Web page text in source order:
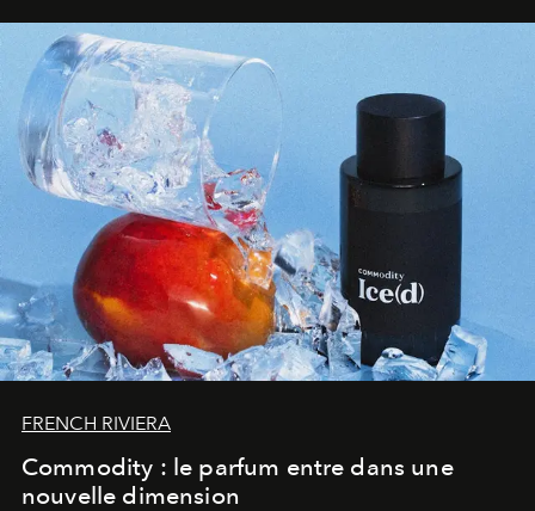
FRENCH RIVIERA
Commodity : le parfum entre dans une
nouvelle dimension